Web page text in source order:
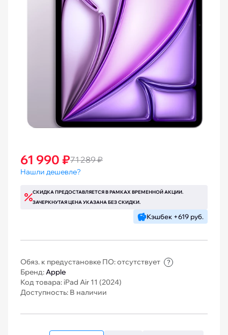
61 990 ₽71 289 ₽
Нашли дешевле?
СКИДКА ПРЕДОСТАВЛЯЕТСЯ В РАМКАХ ВРЕМЕННОЙ АКЦИИ.
ЗАЧЕРКНУТАЯ ЦЕНА УКАЗАНА БЕЗ СКИДКИ.
Кэшбек +619 руб.
Обяз. к предустановке ПО: отсутствует ?
Бренд:Apple
Код товара: iPad Air 11 (2024)
Доступность: В наличии